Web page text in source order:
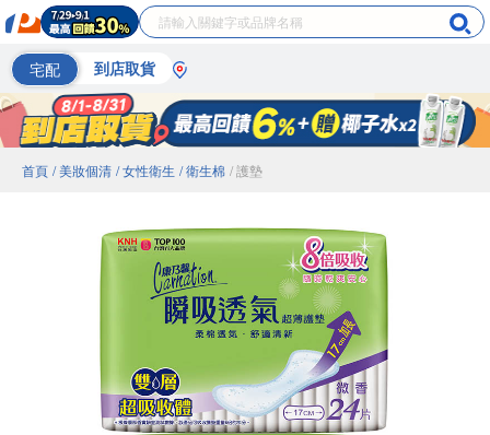
宅配 到店取貨
首頁 / 美妝個清 / 女性衛生 / 衛生棉 / 護墊